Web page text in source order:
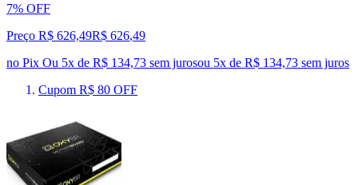
7% OFF
Preço R$ 626,49R$ 626,49
no Pix Ou 5x de R$ 134,73 sem jurosou 5x de R$ 134,73 sem juros
Cupom R$ 80 OFF